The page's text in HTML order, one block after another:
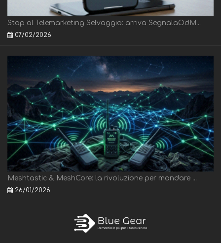
Stop al Telemarketing Selvaggio: arriva SegnalaOdM...
07/02/2026
Meshtastic & MeshCore: la rivoluzione per mandare ...
26/01/2026